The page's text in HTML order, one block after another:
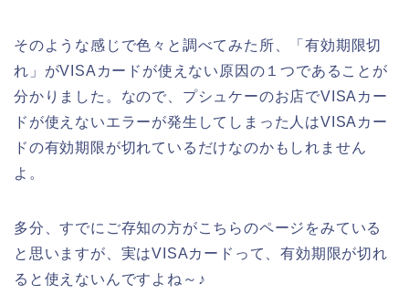
そのような感じで色々と調べてみた所、「有効期限切
れ」がVISAカードが使えない原因の１つであることが
分かりました。なので、プシュケーのお店でVISAカー
ドが使えないエラーが発生してしまった人はVISAカー
ドの有効期限が切れているだけなのかもしれません
よ。
多分、すでにご存知の方がこちらのページをみている
と思いますが、実はVISAカードって、有効期限が切れ
ると使えないんですよね～♪